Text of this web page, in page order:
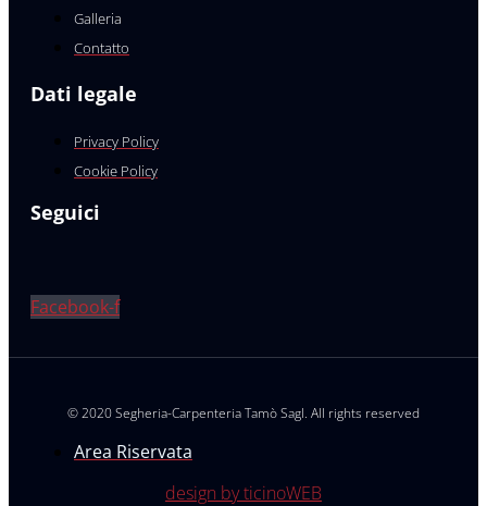
Galleria
Contatto
Dati legale
Privacy Policy
Cookie Policy
Seguici
Facebook-f
© 2020 Segheria-Carpenteria Tamò Sagl. All rights reserved
Area Riservata
design by ticinoWEB